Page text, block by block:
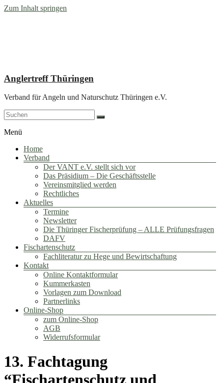
Zum Inhalt springen
Anglertreff Thüringen
Verband für Angeln und Naturschutz Thüringen e.V.
Menü
Home
Verband
Der VANT e.V. stellt sich vor
Das Präsidium – Die Geschäftsstelle
Vereinsmitglied werden
Rechtliches
Aktuelles
Termine
Newsletter
Die Thüringer Fischerprüfung – ALLE Prüfungsfragen
DAFV
Fischartenschutz
Fachliteratur zu Hege und Bewirtschaftung
Kontakt
Online Kontaktformular
Kummerkasten
Vorlagen zum Download
Partnerlinks
Online-Shop
zum Online-Shop
AGB
Widerrufsformular
13. Fachtagung